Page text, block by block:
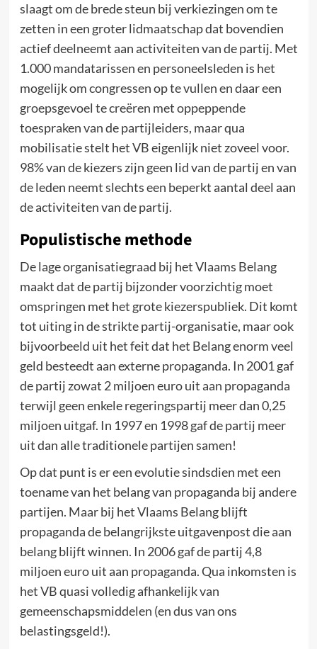
slaagt om de brede steun bij verkiezingen om te
zetten in een groter lidmaatschap dat bovendien
actief deelneemt aan activiteiten van de partij. Met
1.000 mandatarissen en personeelsleden is het
mogelijk om congressen op te vullen en daar een
groepsgevoel te creëren met oppeppende
toespraken van de partijleiders, maar qua
mobilisatie stelt het VB eigenlijk niet zoveel voor.
98% van de kiezers zijn geen lid van de partij en van
de leden neemt slechts een beperkt aantal deel aan
de activiteiten van de partij.
Populistische methode
De lage organisatiegraad bij het Vlaams Belang
maakt dat de partij bijzonder voorzichtig moet
omspringen met het grote kiezerspubliek. Dit komt
tot uiting in de strikte partij-organisatie, maar ook
bijvoorbeeld uit het feit dat het Belang enorm veel
geld besteedt aan externe propaganda. In 2001 gaf
de partij zowat 2 miljoen euro uit aan propaganda
terwijl geen enkele regeringspartij meer dan 0,25
miljoen uitgaf. In 1997 en 1998 gaf de partij meer
uit dan alle traditionele partijen samen!
Op dat punt is er een evolutie sindsdien met een
toename van het belang van propaganda bij andere
partijen. Maar bij het Vlaams Belang blijft
propaganda de belangrijkste uitgavenpost die aan
belang blijft winnen. In 2006 gaf de partij 4,8
miljoen euro uit aan propaganda. Qua inkomsten is
het VB quasi volledig afhankelijk van
gemeenschapsmiddelen (en dus van ons
belastingsgeld!).